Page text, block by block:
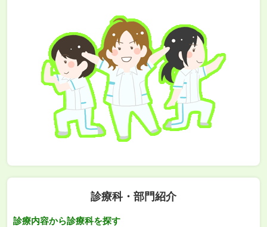
診療科・部門紹介
診療内容から診療科を探す